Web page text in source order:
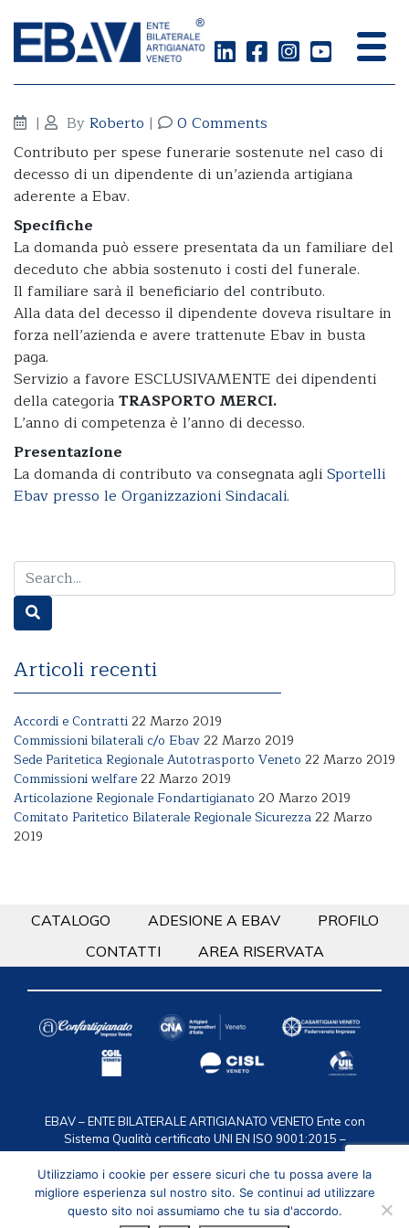
Spese funerarie dipendente
| ByRoberto |
0 Comments
Contributo per spese funerarie sostenute nel caso di
decesso di un dipendente di un’azienda artigiana
aderente a Ebav.
Specifiche
La domanda può essere presentata da un familiare del
deceduto che abbia sostenuto i costi del funerale.
Il familiare sarà il beneficiario del contributo.
Alla data del decesso il dipendente doveva risultare in
forza nell’azienda e avere trattenute Ebav in busta
paga.
Servizio a favore ESCLUSIVAMENTE dei dipendenti
della categoriaTRASPORTO MERCI.
L’anno di competenza è l’anno di decesso.
Presentazione
La domanda di contributo va consegnata agliSportelli
Ebav presso le Organizzazioni Sindacali.
Articoli recenti
Accordi e Contratti22 Marzo 2019
Commissioni bilaterali c/o Ebav22 Marzo 2019
Sede Paritetica Regionale Autotrasporto Veneto 22 Marzo 2019
Commissioni welfare22 Marzo 2019
Articolazione Regionale Fondartigianato 20 Marzo 2019
Comitato Paritetico Bilaterale Regionale Sicurezza22 Marzo
2019
CATALOGO ADESIONE A EBAV
PROFILO
CONTATTI
AREA RISERVATA
EBAV – ENTE BILATERALE ARTIGIANATO VENETO Ente con
Sistema Qualità certificato UNI EN ISO 9001:2015 –
Certificazione n. 50 100 2119via F.lli Bandiera 35, 30175
Marghera VE / C.F. 94016950274 / T. 041.2584911 /
segreteria@ebav.itPrivacy /Cookie policy
Utilizziamo i cookie per essere sicuri che tu possa avere la
migliore esperienza sul nostro sito. Se continui ad utilizzare
questo sito noi assumiamo che tu sia d'accordo.